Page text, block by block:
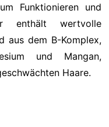
Funktionieren und
enthält wertvolle
aus dem B-Komplex,
und Mangan,
Haare.